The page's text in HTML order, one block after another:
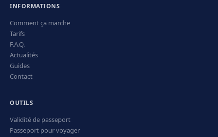
INFORMATIONS
Comment ça marche
Tarifs
F.A.Q.
Actualités
Guides
Contact
OUTILS
Validité de passeport
Passeport pour voyager